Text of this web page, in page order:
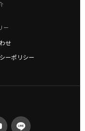
ー
せ
ーポリシー